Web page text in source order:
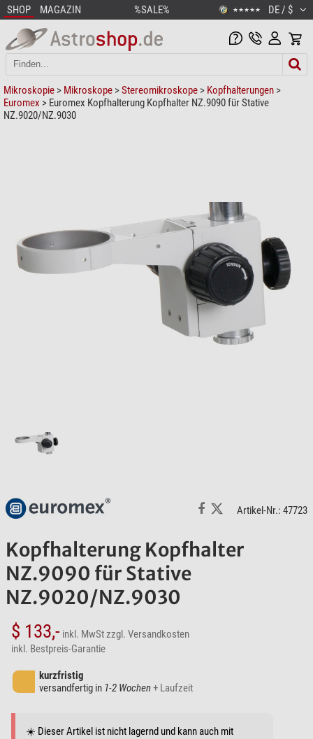
SHOP MAGAZIN %SALE% ★★★★★ DE / $
Mikroskopie > Mikroskope >Stereomikroskope > Kopfhalterungen >
Euromex > Euromex Kopfhalterung Kopfhalter NZ.9090 für Stative
NZ.9020/NZ.9030
Artikel-Nr.: 47723
Kopfhalterung Kopfhalter
NZ.9090 für Stative
NZ.9020/NZ.9030
$ 133,- inkl. MwStzzgl. Versandkosten
inkl. Bestpreis-Garantie
kurzfristig
versandfertig in 1-2 Wochen+ Laufzeit
☀️ Dieser Artikel ist nicht lagernd und kann auch mit